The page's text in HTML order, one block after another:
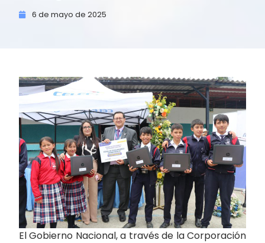
6 de mayo de 2025
El Gobierno Nacional, a través de la Corporación